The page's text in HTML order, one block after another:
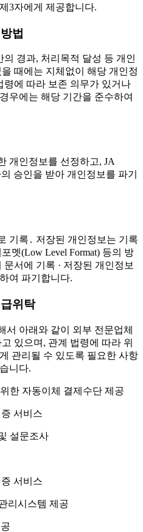
3자에게 제공합니다.
법
의 경과, 처리목적 달성 등 개인
때에는 지체없이 해당 개인정
령에 따라 보존 의무가 있거나
우에는 해당 기간을 준수하여
개인정보를 선정하고, JA
승인을 받아 개인정보를 파기
기록․ 저장된 개인정보는 기록
멧(Low Level Format) 등의 방
서에 기록 · 저장된 개인정보
여 파기합니다.
위탁
서 아래와 같이 외부 전문업체
있으며, 관계 법령에 따라 위
관리될 수 있도록 필요한 사항
니다.
한 자동이체 결제수단 제공
서비스
설문조사
서비스
리시스템 제공